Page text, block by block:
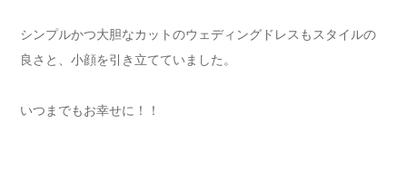
シンプルかつ大胆なカットのウェディングドレスもスタイルの
良さと、小顔を引き立てていました。
いつまでもお幸せに！！